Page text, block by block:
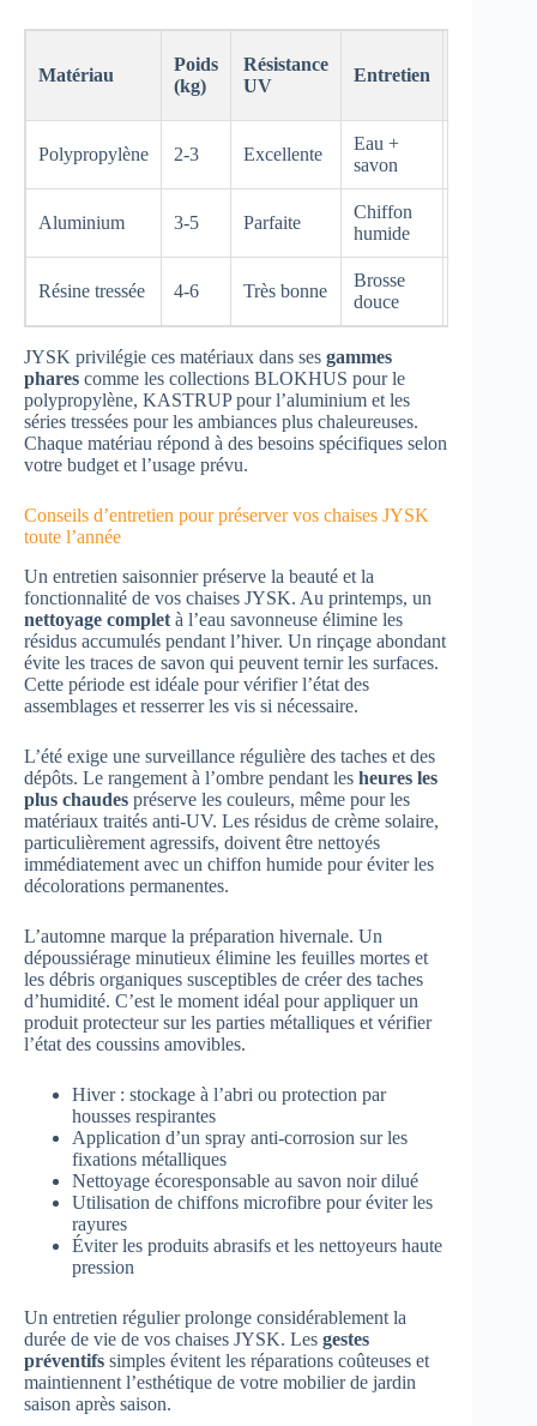
Matériau
Poids
(kg)
Résistance
UV
Entretien
Polypropylène 2-3 Excellente
Eau +
savon
Aluminium 3-5 Parfaite
Chiffon
humide
Résine tressée 4-6 Très bonne
Brosse
douce
JYSK privilégie ces matériaux dans ses gammes
phares comme les collections BLOKHUS pour le
polypropylène, KASTRUP pour l’aluminium et les
séries tressées pour les ambiances plus chaleureuses.
Chaque matériau répond à des besoins spécifiques selon
votre budget et l’usage prévu.
Conseils d’entretien pour préserver vos chaises JYSK
toute l’année
Un entretien saisonnier préserve la beauté et la
fonctionnalité de vos chaises JYSK. Au printemps, un
nettoyage complet à l’eau savonneuse élimine les
résidus accumulés pendant l’hiver. Un rinçage abondant
évite les traces de savon qui peuvent ternir les surfaces.
Cette période est idéale pour vérifier l’état des
assemblages et resserrer les vis si nécessaire.
L’été exige une surveillance régulière des taches et des
dépôts. Le rangement à l’ombre pendant les heures les
plus chaudes préserve les couleurs, même pour les
matériaux traités anti-UV. Les résidus de crème solaire,
particulièrement agressifs, doivent être nettoyés
immédiatement avec un chiffon humide pour éviter les
décolorations permanentes.
L’automne marque la préparation hivernale. Un
dépoussiérage minutieux élimine les feuilles mortes et
les débris organiques susceptibles de créer des taches
d’humidité. C’est le moment idéal pour appliquer un
produit protecteur sur les parties métalliques et vérifier
l’état des coussins amovibles.
Hiver : stockage à l’abri ou protection par
housses respirantes
Application d’un spray anti-corrosion sur les
fixations métalliques
Nettoyage écoresponsable au savon noir dilué
Utilisation de chiffons microfibre pour éviter les
rayures
Éviter les produits abrasifs et les nettoyeurs haute
pression
Un entretien régulier prolonge considérablement la
durée de vie de vos chaises JYSK. Les gestes
préventifs simples évitent les réparations coûteuses et
maintiennent l’esthétique de votre mobilier de jardin
saison après saison.